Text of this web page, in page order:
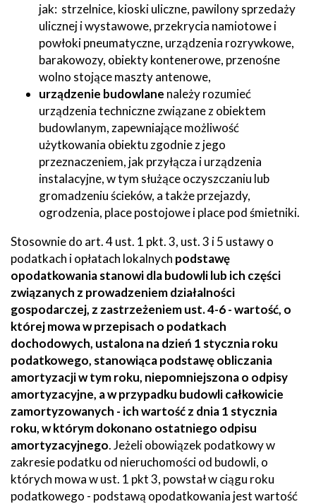
jak: strzelnice, kioski uliczne, pawilony sprzedaży
ulicznej i wystawowe, przekrycia namiotowe i
powłoki pneumatyczne, urządzenia rozrywkowe,
barakowozy, obiekty kontenerowe, przenośne
wolno stojące maszty antenowe,
urządzenie budowlane należy rozumieć
urządzenia techniczne związane z obiektem
budowlanym, zapewniające możliwość
użytkowania obiektu zgodnie z jego
przeznaczeniem, jak przyłącza i urządzenia
instalacyjne, w tym służące oczyszczaniu lub
gromadzeniu ścieków, a także przejazdy,
ogrodzenia, place postojowe i place pod śmietniki.
Stosownie do art. 4 ust. 1 pkt. 3, ust. 3 i 5 ustawy o
podatkach i opłatach lokalnych podstawę
opodatkowania stanowi dla budowli lub ich części
związanych z prowadzeniem działalności
gospodarczej, z zastrzeżeniem ust. 4-6 - wartość, o
której mowa w przepisach o podatkach
dochodowych, ustalona na dzień 1 stycznia roku
podatkowego, stanowiąca podstawę obliczania
amortyzacji w tym roku, niepomniejszona o odpisy
amortyzacyjne, a w przypadku budowli całkowicie
zamortyzowanych - ich wartość z dnia 1 stycznia
roku, w którym dokonano ostatniego odpisu
amortyzacyjnego. Jeżeli obowiązek podatkowy w
zakresie podatku od nieruchomości od budowli, o
których mowa w ust. 1 pkt 3, powstał w ciągu roku
podatkowego - podstawą opodatkowania jest wartość